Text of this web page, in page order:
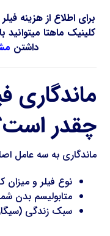
برای اطلاع از هزینه
کلینیک ماهتا
داشتن
ماندگاری
چقدر
ماندگاری به سه عامل
نوع فیلر و
متابولیسم بدن
سبک زندگی